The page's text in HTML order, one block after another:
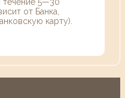
от Банка,
карту).